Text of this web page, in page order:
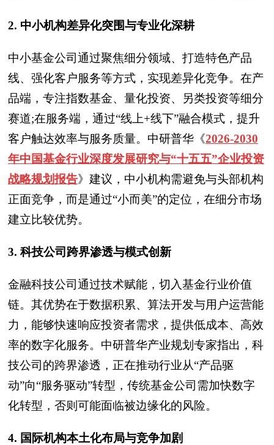
2. 中小机构差异化突围与专业化深耕
中小基金公司通过聚焦细分领域、打造特色产品
线、强化客户服务等方式，实现差异化竞争。在产
品端，专注指数基金、量化投资、另类投资等细分
赛道;在服务端，通过“线上+线下”融合模式，提升
客户触达效率与服务质量。中研普华 《2026-2030
年中国基金行业深度发展研究与“十五五”企业投资
战略规划报告》 建议，中小机构需避免与头部机构
正面竞争，而是通过“小而美”的定位，在细分市场
建立比较优势。
3. 科技公司跨界渗透与模式创新
金融科技公司通过技术赋能，切入基金行业价值
链。其优势在于数据积累、算法开发与用户运营能
力，能够快速响应投资者需求，提供低成本、高效
率的数字化服务。中研普华产业规划专家指出，科
技公司的跨界渗透，正在推动行业从“产品驱
动”向“服务驱动”转型，传统基金公司需加快数字
化转型，否则可能面临被边缘化的风险。
4. 国际机构本土化布局与竞争加剧